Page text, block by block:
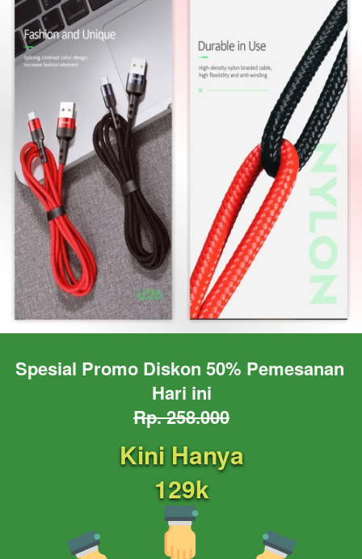
Spesial Promo Diskon 50% Pemesanan
Hari ini
Rp. 258.000
Kini Hanya
129k